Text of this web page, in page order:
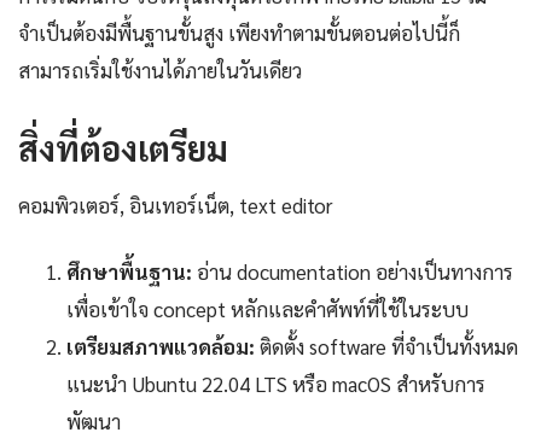
จำเป็นต้องมีพื้นฐานขั้นสูง เพียงทำตามขั้นตอนต่อไปนี้ก็
สามารถเริ่มใช้งานได้ภายในวันเดียว
สิ่งที่ต้องเตรียม
คอมพิวเตอร์, อินเทอร์เน็ต, text editor
ศึกษาพื้นฐาน: อ่าน documentation อย่างเป็นทางการ
เพื่อเข้าใจ concept หลักและคำศัพท์ที่ใช้ในระบบ
เตรียมสภาพแวดล้อม: ติดตั้ง software ที่จำเป็นทั้งหมด
แนะนำ Ubuntu 22.04 LTS หรือ macOS สำหรับการ
พัฒนา